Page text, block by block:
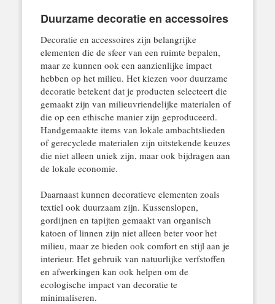
Duurzame decoratie en accessoires
Decoratie en accessoires zijn belangrijke
elementen die de sfeer van een ruimte bepalen,
maar ze kunnen ook een aanzienlijke impact
hebben op het milieu. Het kiezen voor duurzame
decoratie betekent dat je producten selecteert die
gemaakt zijn van milieuvriendelijke materialen of
die op een ethische manier zijn geproduceerd.
Handgemaakte items van lokale ambachtslieden
of gerecyclede materialen zijn uitstekende keuzes
die niet alleen uniek zijn, maar ook bijdragen aan
de lokale economie.
Daarnaast kunnen decoratieve elementen zoals
textiel ook duurzaam zijn. Kussenslopen,
gordijnen en tapijten gemaakt van organisch
katoen of linnen zijn niet alleen beter voor het
milieu, maar ze bieden ook comfort en stijl aan je
interieur. Het gebruik van natuurlijke verfstoffen
en afwerkingen kan ook helpen om de
ecologische impact van decoratie te
minimaliseren.